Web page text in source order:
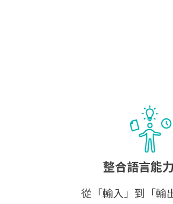
整合語言能
從「輸入」到「輸